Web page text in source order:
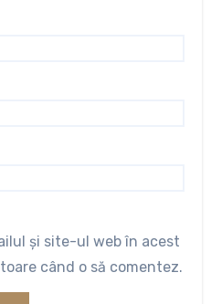
și site-ul web în acest
când o să comentez.